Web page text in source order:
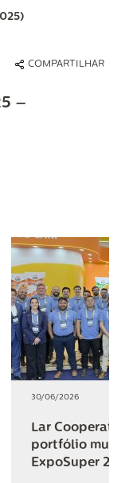
COMPARTILHAR
–
30/06/2026
Lar
portfólio
ExpoSuper